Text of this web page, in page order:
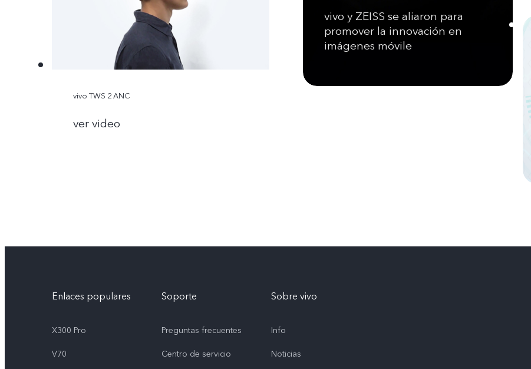
vivo y ZEISS se aliaron para
promover la innovación en
imágenes móvile
vivo TWS 2 ANC
ver video
Enlaces populares
X300 Pro
V70
Soporte
Preguntas frecuentes
Centro de servicio
Sobre vivo
Info
Noticias